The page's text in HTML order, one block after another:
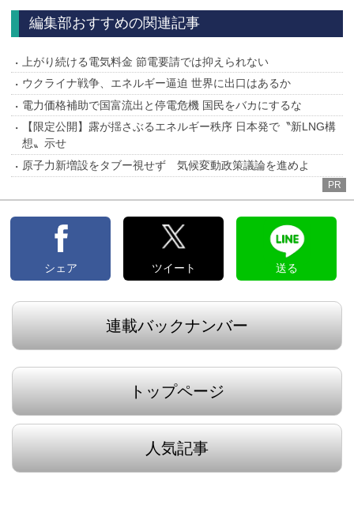
編集部おすすめの関連記事
上がり続ける電気料金 節電要請では抑えられない
ウクライナ戦争、エネルギー逼迫 世界に出口はあるか
電力価格補助で国富流出と停電危機 国民をバカにするな
【限定公開】露が揺さぶるエネルギー秩序 日本発で〝新LNG構
想〟示せ
原子力新増設をタブー視せず 気候変動政策議論を進めよ
PR
シェア ツイート 送る
連載バックナンバー
トップページ
人気記事